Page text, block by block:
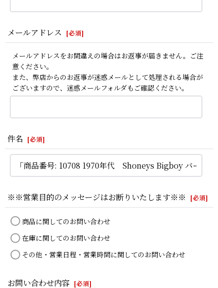
メールアドレス [必須]
メールアドレスをお間違えの場合はお返事が届きません。ご注
意ください。
また、弊店からのお返事が迷惑メールとして処理される場合が
ございますので、迷惑メールフォルダもご確認ください。
件名 [必須]
※※営業目的のメッセージはお断りいたします※※ [必須]
商品に関してのお問い合わせ
在庫に関してのお問い合わせ
その他・営業日程・営業時間に関してのお問い合わせ
お問い合わせ内容 [必須]